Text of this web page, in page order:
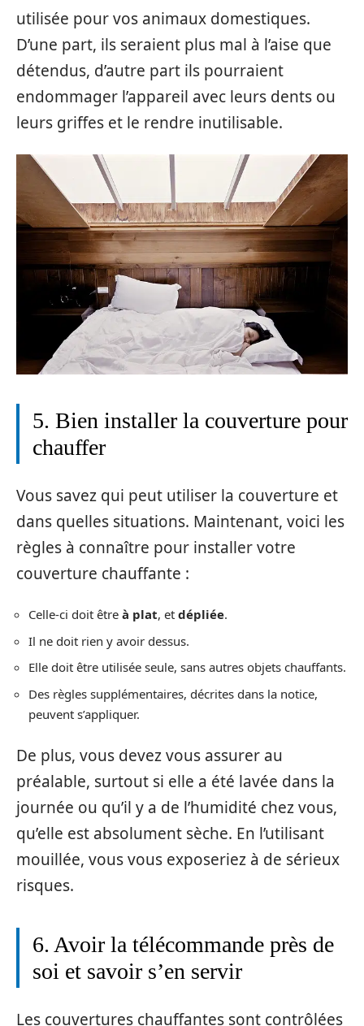
utilisée pour vos animaux domestiques.
D’une part, ils seraient plus mal à l’aise que
détendus, d’autre part ils pourraient
endommager l’appareil avec leurs dents ou
leurs griffes et le rendre inutilisable.
5. Bien installer la couverture pour
chauffer
Vous savez qui peut utiliser la couverture et
dans quelles situations. Maintenant, voici les
règles à connaître pour installer votre
couverture chauffante :
Celle-ci doit être à plat, et dépliée.
Il ne doit rien y avoir dessus.
Elle doit être utilisée seule, sans autres objets chauffants.
Des règles supplémentaires, décrites dans la notice,
peuvent s’appliquer.
De plus, vous devez vous assurer au
préalable, surtout si elle a été lavée dans la
journée ou qu’il y a de l’humidité chez vous,
qu’elle est absolument sèche. En l’utilisant
mouillée, vous vous exposeriez à de sérieux
risques.
6. Avoir la télécommande près de
soi et savoir s’en servir
Les couvertures chauffantes sont contrôlées